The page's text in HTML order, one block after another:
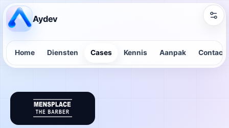
Aydev
Home Diensten Cases Kennis Aanpak Contact